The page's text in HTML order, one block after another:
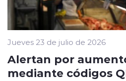
Jueves 23 de julio de 2026
Alertan por
mediante códigos